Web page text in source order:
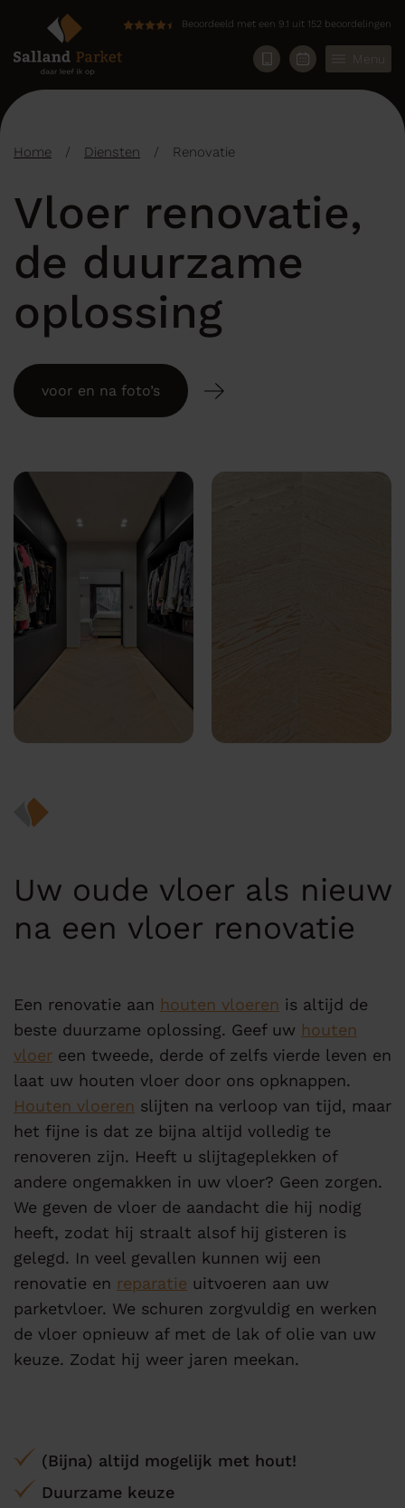
Beoordeeld met een 9.1 uit 152 beoordelingen
Menu
Home / Diensten / Renovatie
Vloer renovatie,
de duurzame
oplossing
voor en na foto’s
Uw oude vloer als nieuw
na een vloer renovatie
Een renovatie aan houten vloeren is altijd de
beste duurzame oplossing. Geef uw houten
vloer een tweede, derde of zelfs vierde leven en
laat uw houten vloer door ons opknappen.
Houten vloeren slijten na verloop van tijd, maar
het fijne is dat ze bijna altijd volledig te
renoveren zijn. Heeft u slijtageplekken of
andere ongemakken in uw vloer? Geen zorgen.
We geven de vloer de aandacht die hij nodig
heeft, zodat hij straalt alsof hij gisteren is
gelegd. In veel gevallen kunnen wij een
renovatie en reparatie uitvoeren aan uw
parketvloer. We schuren zorgvuldig en werken
de vloer opnieuw af met de lak of olie van uw
keuze. Zodat hij weer jaren meekan.
(Bijna) altijd mogelijk met hout!
Duurzame keuze